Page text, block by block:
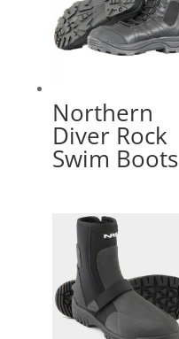
Northern
Diver Rock
Swim Boots